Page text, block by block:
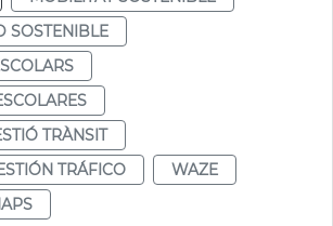
SOSTENIBLE
TRÀNSIT
TRÁFICO
WAZE